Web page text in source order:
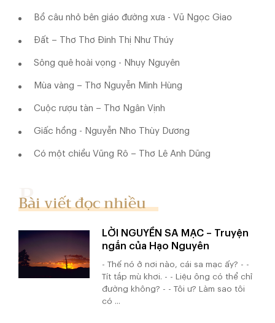
Bồ câu nhỏ bên giáo đường xưa - Vũ Ngọc Giao
Đất – Thơ Thơ Đinh Thị Như Thúy
Sông quê hoài vọng - Nhụy Nguyên
Mùa vàng – Thơ Nguyễn Minh Hùng
Cuộc rượu tàn – Thơ Ngân Vịnh
Giấc hồng - Nguyễn Nho Thùy Dương
Có một chiều Vũng Rô – Thơ Lê Anh Dũng
Bài viết đọc nhiều
LỜI NGUYỀN SA MẠC – Truyện
ngắn của Hạo Nguyên
- Thế nó ở nơi nào, cái sa mạc ấy? - -
Tít tắp mù khơi. - - Liệu ông có thể chỉ
đường không? - - Tôi ư? Làm sao tôi
có ...